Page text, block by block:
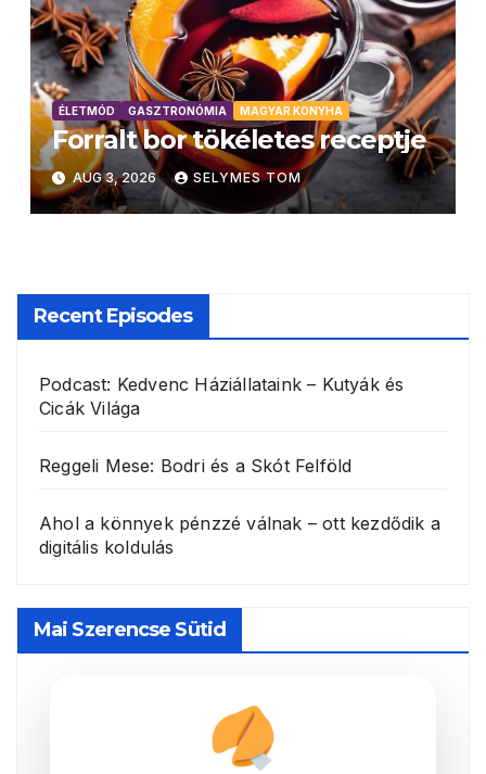
ÉLETMÓD GASZTRONÓMIA MAGYAR KONYHA
Forralt bor tökéletes receptje
AUG 3, 2026 SELYMES TOM
Recent Episodes
Podcast: Kedvenc Háziállataink – Kutyák és
Cicák Világa
Reggeli Mese: Bodri és a Skót Felföld
Ahol a könnyek pénzzé válnak – ott kezdődik a
digitális koldulás
Mai Szerencse Sütid